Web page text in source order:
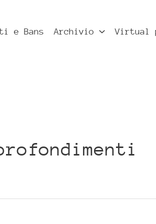
e Bans Archivio Virtual